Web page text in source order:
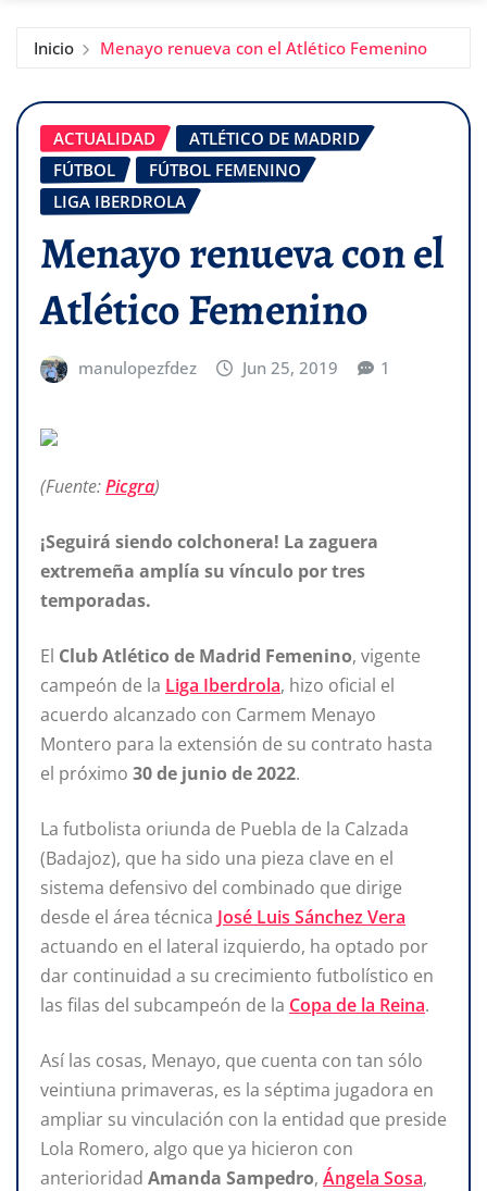
Inicio Menayo renueva con el Atlético Femenino
ACTUALIDAD
ATLÉTICO DE MADRID
FÚTBOL
FÚTBOL FEMENINO
LIGA IBERDROLA
Menayo renueva con el
Atlético Femenino
manulopezfdez Jun 25, 2019 1
(Fuente:Picgra)
¡Seguirá siendo colchonera! La zaguera
extremeña amplía su vínculo por tres
temporadas.
El Club Atlético de Madrid Femenino, vigente
campeón de la Liga Iberdrola, hizo oficial el
acuerdo alcanzado con Carmem Menayo
Montero para la extensión de su contrato hasta
el próximo 30 de junio de 2022.
La futbolista oriunda de Puebla de la Calzada
(Badajoz), que ha sido una pieza clave en el
sistema defensivo del combinado que dirige
desde el área técnica José Luis Sánchez Vera
actuando en el lateral izquierdo, ha optado por
dar continuidad a su crecimiento futbolístico en
las filas del subcampeón de la Copa de la Reina.
Así las cosas, Menayo, que cuenta con tan sólo
veintiuna primaveras, es la séptima jugadora en
ampliar su vinculación con la entidad que preside
Lola Romero, algo que ya hicieron con
anterioridad Amanda Sampedro, Ángela Sosa,